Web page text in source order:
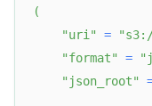
(
"uri"
=
"format"
=
"json_root"